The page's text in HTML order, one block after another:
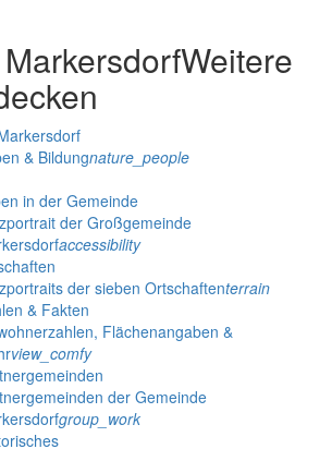
Weitere
& Bildungnature_people
in der Gemeinde
der Großgemeinde
accessibility
der sieben Ortschaftenterrain
& Fakten
Flächenangaben &
view_comfy
der Gemeinde
group_work